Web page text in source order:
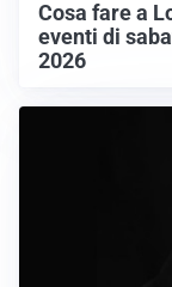
Cosa fare a
eventi di
2026